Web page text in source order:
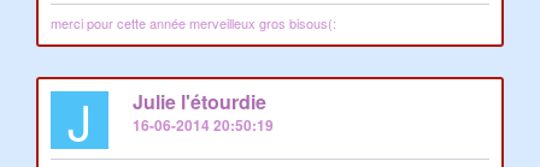
merci pour cette année merveilleux gros bisous(:
J Julie l'étourdie
16-06-2014 20:50:19